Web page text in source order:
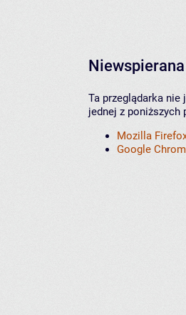
Ta przeglądarka nie
jednej z poniższych
Mozilla
Google